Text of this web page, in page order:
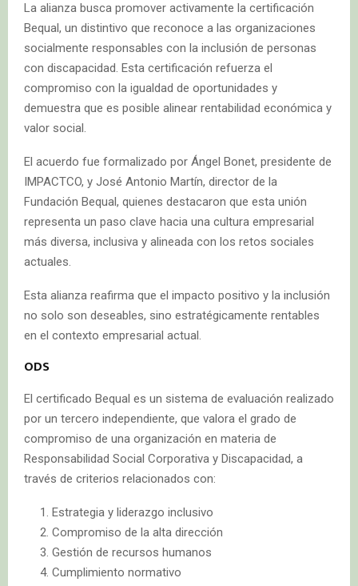
La alianza busca promover activamente la certificación
Bequal, un distintivo que reconoce a las organizaciones
socialmente responsables con la inclusión de personas
con discapacidad. Esta certificación refuerza el
compromiso con la igualdad de oportunidades y
demuestra que es posible alinear rentabilidad económica y
valor social.
El acuerdo fue formalizado por Ángel Bonet, presidente de
IMPACTCO, y José Antonio Martín, director de la
Fundación Bequal, quienes destacaron que esta unión
representa un paso clave hacia una cultura empresarial
más diversa, inclusiva y alineada con los retos sociales
actuales.
Esta alianza reafirma que el impacto positivo y la inclusión
no solo son deseables, sino estratégicamente rentables
en el contexto empresarial actual.
ODS
El certificado Bequal es un sistema de evaluación realizado
por un tercero independiente, que valora el grado de
compromiso de una organización en materia de
Responsabilidad Social Corporativa y Discapacidad, a
través de criterios relacionados con:
Estrategia y liderazgo inclusivo
Compromiso de la alta dirección
Gestión de recursos humanos
Cumplimiento normativo